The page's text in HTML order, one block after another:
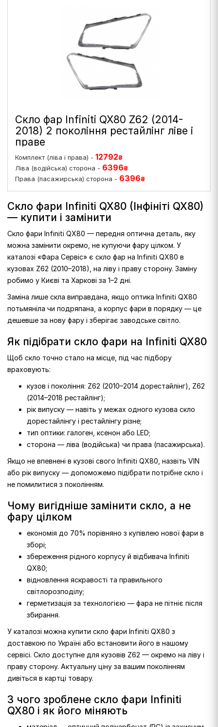
Скло фар Infiniti QX80 Z62 (2014-
2018) 2 покоління рестайлінг ліве і
праве
Комплект (ліва і права) - 12792₴
Ліва (водійська) сторона - 6396₴
Права (пасажирська) сторона - 6396₴
Скло фари Infiniti QX80 (Інфініті QX80)
— купити і замінити
Скло фари Infiniti QX80 — передня оптична деталь, яку
можна замінити окремо, не купуючи фару цілком. У
каталозі «Фара Сервіс» є скло фар на Infiniti QX80 в
кузовах Z62 (2010–2018), на ліву і праву сторону. Заміну
робимо у Києві та Харкові за 1–2 дні.
Заміна лише скла виправдана, якщо оптика Infiniti QX80
потьмяніла чи подряпана, а корпус фари в порядку — це
дешевше за нову фару і зберігає заводське світло.
Як підібрати скло фари на Infiniti QX80
Щоб скло точно стало на місце, під час підбору
враховують:
кузов і покоління: Z62 (2010–2014 дорестайлінг), Z62
(2014–2018 рестайлінг);
рік випуску — навіть у межах одного кузова скло
дорестайлінгу і рестайлінгу різне;
тип оптики: галоген, ксенон або LED;
сторона — ліва (водійська) чи права (пасажирська).
Якщо не впевнені в кузові свого Infiniti QX80, назвіть VIN
або рік випуску — допоможемо підібрати потрібне скло і
не помилитися з поколінням.
Чому вигідніше замінити скло, а не
фару цілком
економія до 70% порівняно з купівлею нової фари в
зборі;
збереження рідного корпусу й відбивача Infiniti
QX80;
відновлення яскравості та правильного
світлорозподілу;
герметизація за технологією — фара не пітніє після
збирання.
У каталозі можна купити скло фари Infiniti QX80 з
доставкою по Україні або встановити його в нашому
сервісі. Скло доступне для кузовів Z62 — окремо на ліву і
праву сторону. Актуальну ціну за вашим поколінням
дивіться в картці товару.
З чого зроблене скло фари Infiniti
QX80 і як його міняють